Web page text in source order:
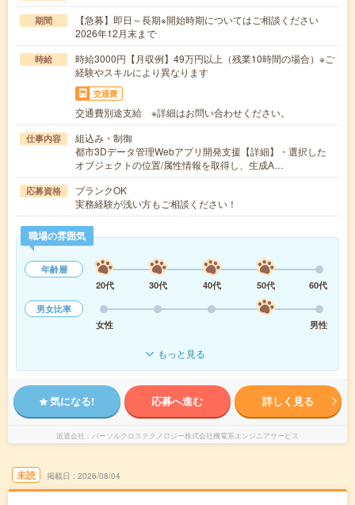
期間
【急募】即日～長期※開始時期についてはご相談ください
2026年12月末まで
時給
時給3000円【月収例】49万円以上（残業10時間の場合）※ご
経験やスキルにより異なります
交通費
交通費別途支給 ※詳細はお問い合わせください。
仕事内容
組込み・制御
都市3Dデータ管理Webアプリ開発支援【詳細】・選択した
オブジェクトの位置/属性情報を取得し、生成A…
応募資格
ブランクOK
実務経験が浅い方もご相談ください！
職場の雰囲気
年齢層
20代
30代 40代 50代
60代
男女比率
女性
男性
もっと見る
気になる! 応募へ進む 詳しく見る
派遣会社 パーソルクロステクノロジー株式会社機電系エンジニアサービス
未読 掲載日 2026/08/04